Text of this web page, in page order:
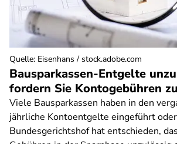
Bausparkassen-Entgelte
fordern Sie Kontogebühren
Viele Bausparkassen haben in den
jährliche Kontoentgelte eingeführt
Bundesgerichtshof hat entschieden,
Quelle: Eisenhans / stock.adobe.com